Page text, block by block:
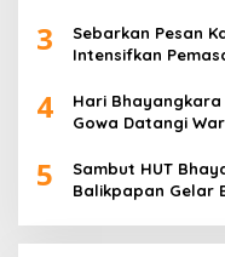
3
Sebarkan Pesan
Intensifkan
4
Hari
Gowa Datangi
5
Sambut HUT
Balikpapan Gelar